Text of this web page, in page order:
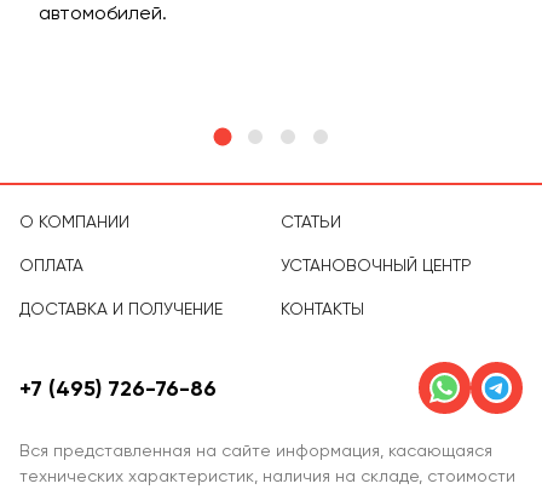
автомобилей.
О КОМПАНИИ
ОПЛАТА
ДОСТАВКА И ПОЛУЧЕНИЕ
СТАТЬИ
УСТАНОВОЧНЫЙ ЦЕНТР
КОНТАКТЫ
Вся представленная на сайте информация, касающаяся
технических характеристик, наличия на складе, стоимости
+7 (495) 726-76-86